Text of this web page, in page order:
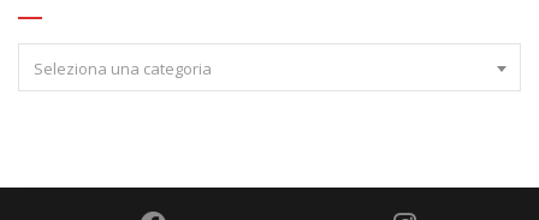
Seleziona una categoria